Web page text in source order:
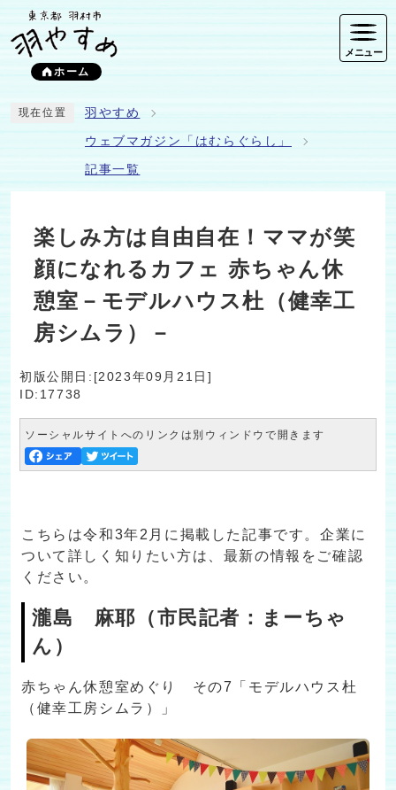
ホーム
メニュー
現在位置 羽やすめ
ウェブマガジン「はむらぐらし」
記事一覧
楽しみ方は自由自在！ママが笑
顔になれるカフェ 赤ちゃん休
憩室－モデルハウス杜（健幸工
房シムラ）－
初版公開日:[2023年09月21日]
ID:17738
ソーシャルサイトへのリンクは別ウィンドウで開きます
こちらは令和3年2月に掲載した記事です。企業に
ついて詳しく知りたい方は、最新の情報をご確認
ください。
瀧島 麻耶（市民記者：まーちゃ
ん）
赤ちゃん休憩室めぐり その7「モデルハウス杜
（健幸工房シムラ）」